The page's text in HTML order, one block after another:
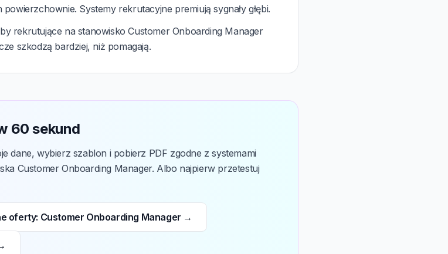
Systemy rekrutacyjne premiują sygnały głębi.
rekrutujące na stanowisko Customer Onboarding Manager
szkodzą bardziej, niż pomagają.
60 sekund
dane, wybierz szablon i pobierz PDF zgodne z systemami
Customer Onboarding Manager. Albo najpierw przetestuj
oferty: Customer Onboarding Manager →